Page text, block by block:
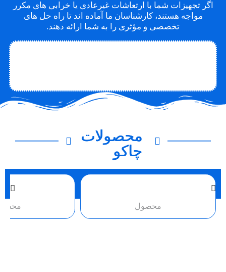
اگر تجهیزات شما با ارتعاشات غیرعادی یا خرابی های مکرر
مواجه هستند، کارشناسان ما آماده اند تا راه حل های
تخصصی و مؤثری را به شما ارائه دهند.
محصولات
چاکو
محصول